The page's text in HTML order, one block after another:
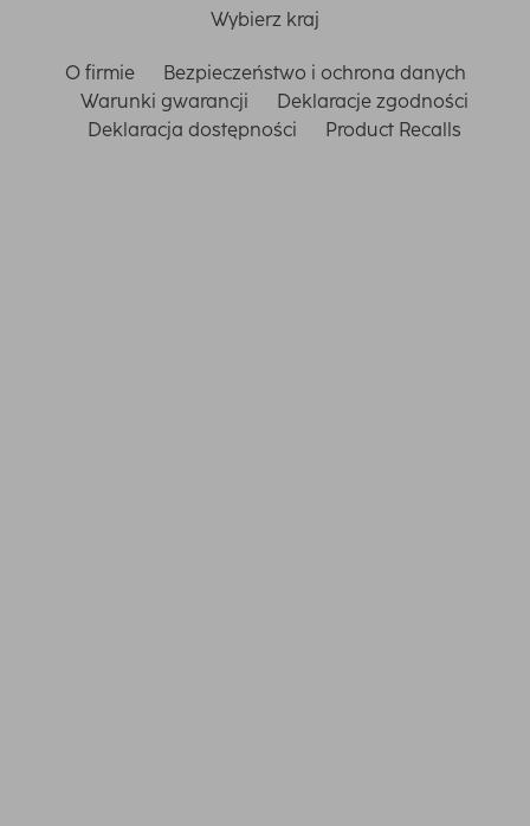
Wybierz kraj
O firmie
Bezpieczeństwo i ochrona danych
Warunki gwarancji
Deklaracje zgodności
Deklaracja dostępności
Product Recalls